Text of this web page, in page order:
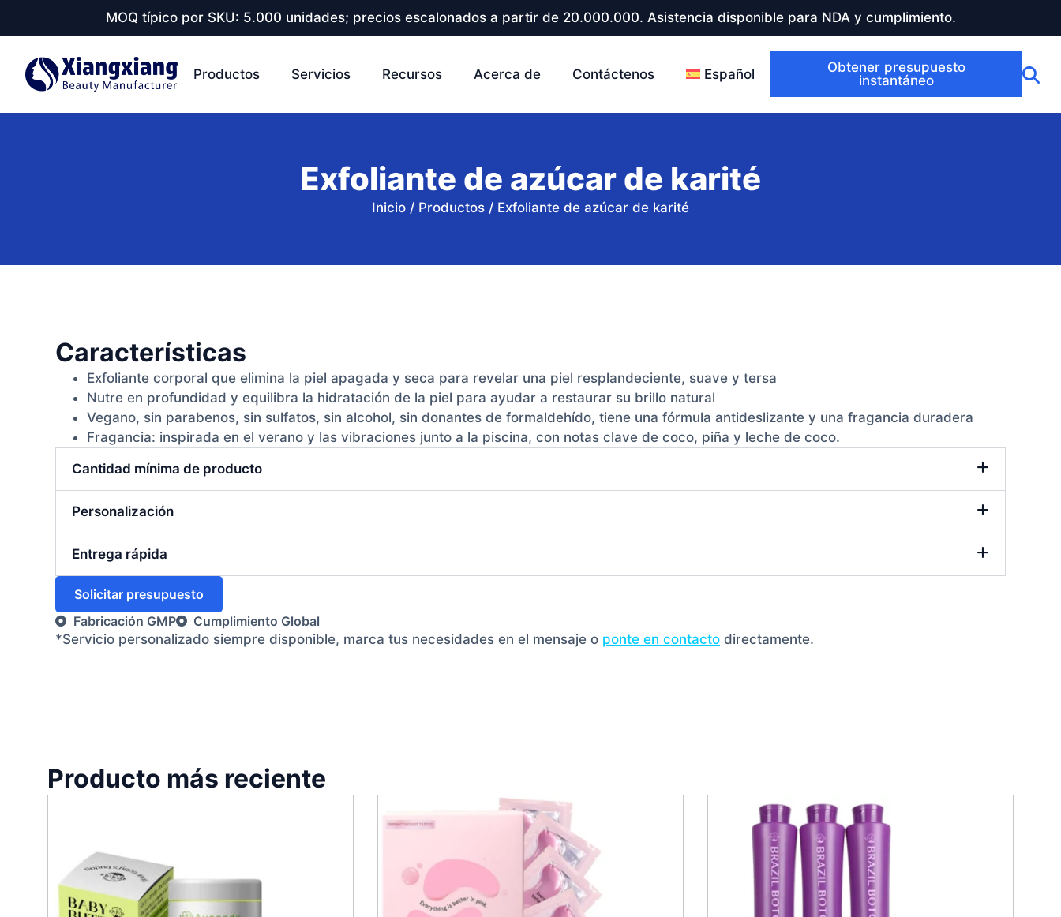
MOQ típico por SKU: 5.000 unidades; precios escalonados a partir de 20.000.000. Asistencia disponible para NDA y cumplimiento.
Productos Servicios Recursos Acerca de Contáctenos Español
Obtener presupuesto
instantáneo
Exfoliante de azúcar de karité
Inicio / Productos / Exfoliante de azúcar de karité
Características
Exfoliante corporal que elimina la piel apagada y seca para revelar una piel resplandeciente, suave y tersa
Nutre en profundidad y equilibra la hidratación de la piel para ayudar a restaurar su brillo natural
Vegano, sin parabenos, sin sulfatos, sin alcohol, sin donantes de formaldehído, tiene una fórmula antideslizante y una fragancia duradera
Fragancia: inspirada en el verano y las vibraciones junto a la piscina, con notas clave de coco, piña y leche de coco.
Cantidad mínima de producto
Personalización
Entrega rápida
Solicitar presupuesto
Fabricación GMP
Cumplimiento Global
*Servicio personalizado siempre disponible, marca tus necesidades en el mensaje o ponte en contacto directamente.
Producto más reciente